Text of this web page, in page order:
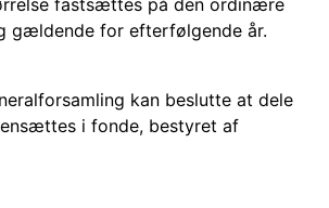
fastsættes på den ordinære
gældende for efterfølgende år.
kan beslutte at dele
i fonde, bestyret af